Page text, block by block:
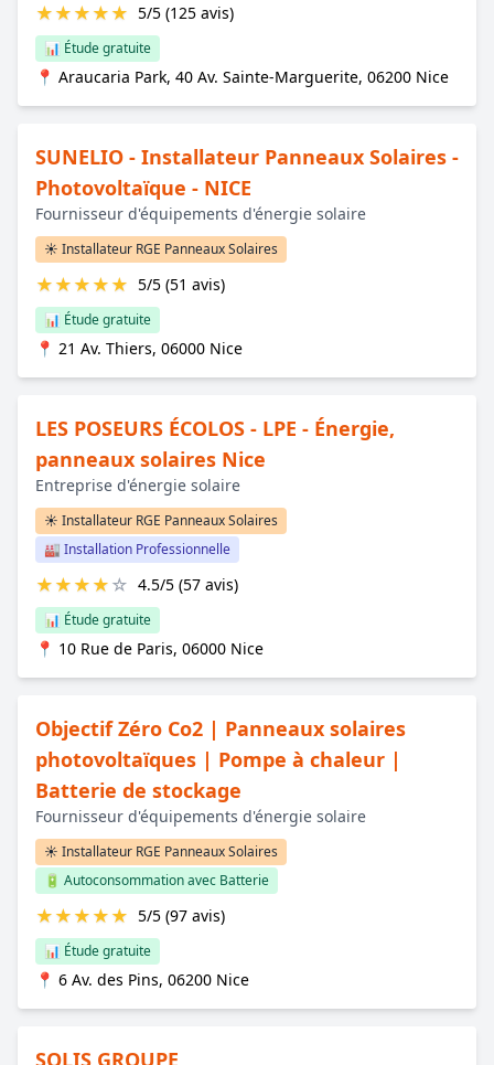
★★★★★ 5/5 (125 avis)
📊 Étude gratuite
📍 Araucaria Park, 40 Av. Sainte-Marguerite, 06200 Nice
SUNELIO - Installateur Panneaux Solaires -
Photovoltaïque - NICE
Fournisseur d'équipements d'énergie solaire
☀️ Installateur RGE Panneaux Solaires
★★★★★ 5/5 (51 avis)
📊 Étude gratuite
📍 21 Av. Thiers, 06000 Nice
LES POSEURS ÉCOLOS - LPE - Énergie,
panneaux solaires Nice
Entreprise d'énergie solaire
☀️ Installateur RGE Panneaux Solaires
🏭 Installation Professionnelle
★★★★☆ 4.5/5 (57 avis)
📊 Étude gratuite
📍 10 Rue de Paris, 06000 Nice
Objectif Zéro Co2 | Panneaux solaires
photovoltaïques | Pompe à chaleur |
Batterie de stockage
Fournisseur d'équipements d'énergie solaire
☀️ Installateur RGE Panneaux Solaires
🔋 Autoconsommation avec Batterie
★★★★★ 5/5 (97 avis)
📊 Étude gratuite
📍 6 Av. des Pins, 06200 Nice
SOLIS GROUPE